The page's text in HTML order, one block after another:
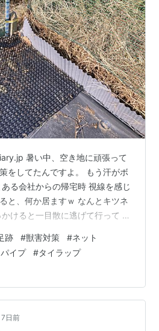
暑い中、空き地に頑張って
をしてたんですよ。 もう汗がボ
る会社からの帰宅時 視線を感じ
と、何か居ますｗ なんとキツネ
けると一目散に逃げて行って こ
足元の侵入防止マットは今日設
げたので、ネット施工後も出入
を打ちます。 ステンレスの
ｍのパイプを買ってきました。
にビニールテープを巻いて …
跡 #獣害対策 #ネット
イプ #タイラップ
7日前